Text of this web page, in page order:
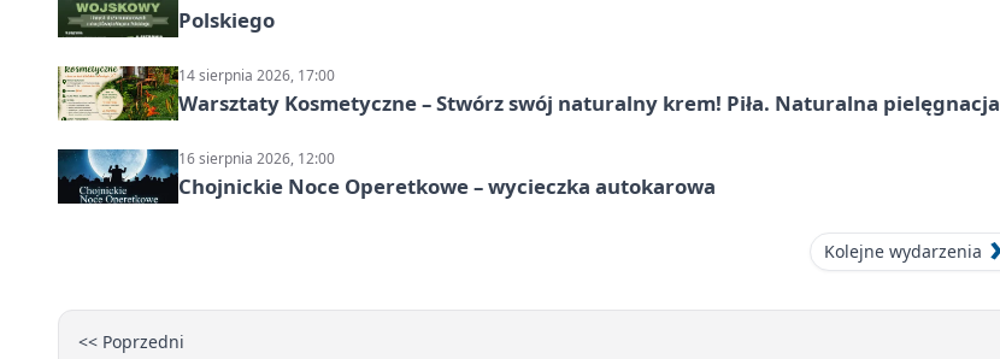
Polskiego
14 sierpnia 2026, 17:00
Warsztaty Kosmetyczne – Stwórz swój naturalny krem! Piła. Naturalna pielęgnacja
16 sierpnia 2026, 12:00
Chojnickie Noce Operetkowe – wycieczka autokarowa
Kolejne wydarzenia
<< Poprzedni